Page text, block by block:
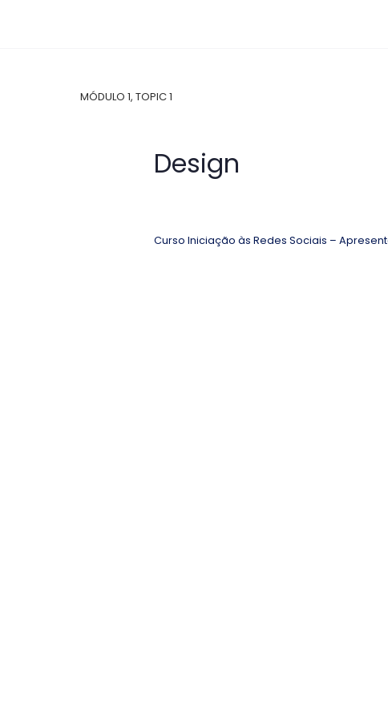
MÓDULO 1, TOPIC 1
Design
Curso Iniciação às Redes Sociais –